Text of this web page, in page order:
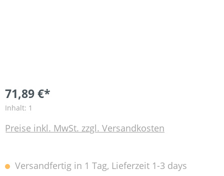
71,89 €*
Inhalt: 1
Preise inkl. MwSt. zzgl. Versandkosten
Versandfertig in 1 Tag, Lieferzeit 1-3 days